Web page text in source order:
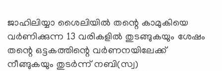
ജാഹിലിയ്യാ ശൈലിയില്‍ തന്റെ കാമുകിയെ
വര്‍ണിക്കുന്ന 13 വരികളില്‍ തുടങ്ങുകയും ശേഷം
തന്റെ ഒട്ടകത്തിന്റെ വര്‍ണനയിലേക്ക്
നീങ്ങുകയും തുടര്‍ന്ന് നബി(സ്വ)